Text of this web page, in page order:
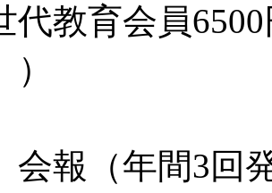
代教育会員
年間3回発